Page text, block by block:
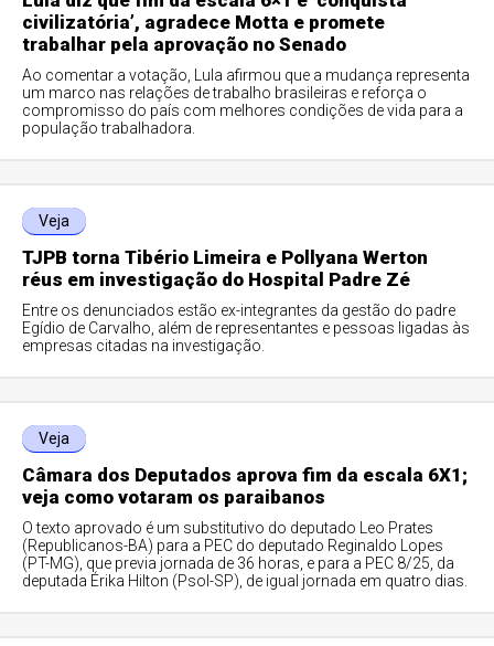
civilizatória’, agradece Motta e promete
trabalhar pela aprovação no Senado
Ao comentar a votação, Lula afirmou que a mudança representa
um marco nas relações de trabalho brasileiras e reforça o
compromisso do país com melhores condições de vida para a
população trabalhadora.
Veja
TJPB torna Tibério Limeira e Pollyana Werton
réus em investigação do Hospital Padre Zé
Entre os denunciados estão ex-integrantes da gestão do padre
Egídio de Carvalho, além de representantes e pessoas ligadas às
empresas citadas na investigação.
Veja
Câmara dos Deputados aprova fim da escala 6X1;
veja como votaram os paraibanos
O texto aprovado é um substitutivo do deputado Leo Prates
(Republicanos-BA) para a PEC do deputado Reginaldo Lopes
(PT-MG), que previa jornada de 36 horas, e para a PEC 8/25, da
deputada Érika Hilton (Psol-SP), de igual jornada em quatro dias.